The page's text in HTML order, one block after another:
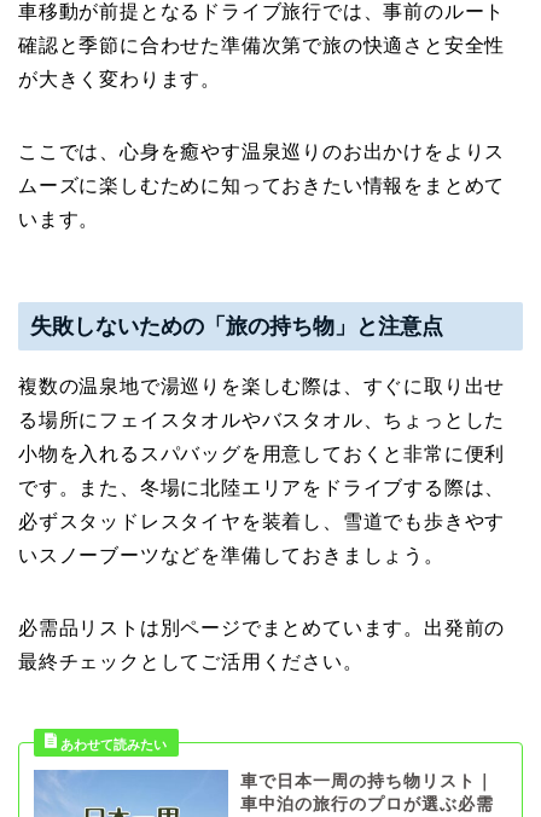
車移動が前提となるドライブ旅行では、事前のルート
確認と季節に合わせた準備次第で旅の快適さと安全性
が大きく変わります。
ここでは、心身を癒やす温泉巡りのお出かけをよりス
ムーズに楽しむために知っておきたい情報をまとめて
います。
失敗しないための「旅の持ち物」と注意点
複数の温泉地で湯巡りを楽しむ際は、すぐに取り出せ
る場所にフェイスタオルやバスタオル、ちょっとした
小物を入れるスパバッグを用意しておくと非常に便利
です。また、冬場に北陸エリアをドライブする際は、
必ずスタッドレスタイヤを装着し、雪道でも歩きやす
いスノーブーツなどを準備しておきましょう。
必需品リストは別ページでまとめています。出発前の
最終チェックとしてご活用ください。
車で日本一周の持ち物リスト｜
車中泊の旅行のプロが選ぶ必需